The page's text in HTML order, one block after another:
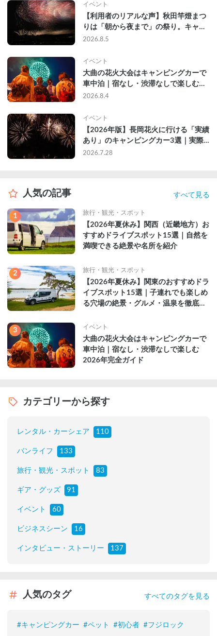
イベント
【利用者のリアルな声】秋田竿燈まつ
りは「朝から夜まで」の祭り。キャン
ピングカーで行った2組の記録
2026.8.5
イベント
大曲の花火大会はキャンピングカーで
車中泊｜宿なし・渋滞なしで楽しむ
2026年完全ガイド
2026.8.4
イベント
【2026年版】長岡花火に行ける「実績
あり」のキャンピングカー3選｜実際
に利用したゲストのレビュー付き
2026.7.28
人気の記事 すべて見る
1 旅行・観光・スポット
【2026年夏休み】関西（近畿地方）お
すすめドライブスポット15選｜自然を
満喫できる絶景や名所を紹介
2 旅行・観光・スポット
【2026年夏休み】関東のおすすめドラ
イブスポット15選｜子連れでも楽しめ
る穴場の絶景・グルメ・温泉を徹底解
3 イベント
大曲の花火大会はキャンピングカーで
車中泊｜宿なし・渋滞なしで楽しむ
2026年完全ガイド
カテゴリーから探す
レンタル・カーシェア 110
バンライフ 133
旅行・観光・スポット 83
ギア・グッズ 91
イベント 60
ビジネスシーン 16
インタビュー・ストーリー 137
人気のタグ すべてのタグを見る
#キャンピングカー #ペット #初心者 #フジロック